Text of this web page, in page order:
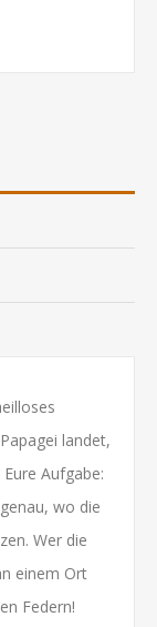
landet,
Aufgabe:
wo die
Wer die
einem Ort
Federn!